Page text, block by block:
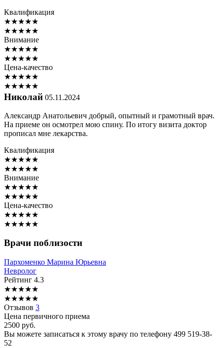
Квалификация
★★★★★
★★★★★
Внимание
★★★★★
★★★★★
Цена-качество
★★★★★
★★★★★
Николай 05.11.2024
Александр Анатольевич добрый, опытный и грамотный врач.
На приеме он осмотрел мою спину. По итогу визита доктор
прописал мне лекарства.
Квалификация
★★★★★
★★★★★
Внимание
★★★★★
★★★★★
Цена-качество
★★★★★
★★★★★
Врачи поблизости
Пархоменко Марина Юрьевна
Невролог
Рейтинг 4.3
★★★★★
★★★★★
Отзывов 3
Цена первичного приема
2500 руб.
Вы можете записаться к этому врачу по телефону 499 519-38-
52